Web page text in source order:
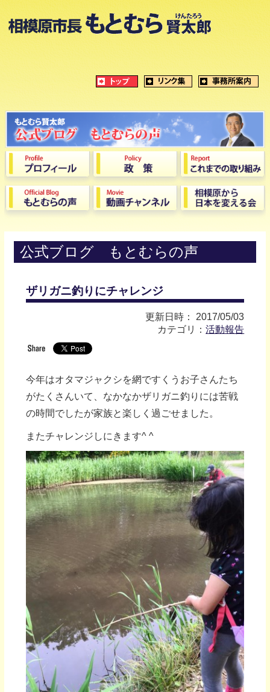
公式ブログ もとむらの声
ザリガニ釣りにチャレンジ
更新日時： 2017/05/03
カテゴリ：活動報告
今年はオタマジャクシを網ですくうお子さんたち
がたくさんいて、なかなかザリガニ釣りには苦戦
の時間でしたが家族と楽しく過ごせました。
またチャレンジしにきます^ ^